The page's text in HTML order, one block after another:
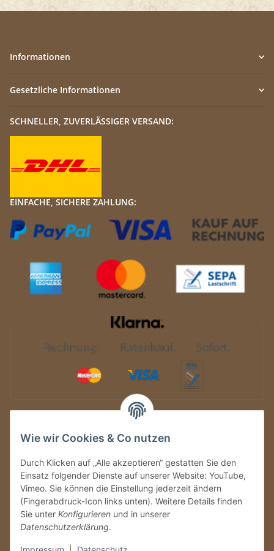
Wie wir Cookies & Co nutzen
Durch Klicken auf „Alle akzeptieren“ gestatten Sie den
Einsatz folgender Dienste auf unserer Website: YouTube,
Vimeo. Sie können die Einstellung jederzeit ändern
(Fingerabdruck-Icon links unten). Weitere Details finden
Sie unter Konfigurieren und in unserer
Datenschutzerklärung.
Informationen
Gesetzliche Informationen
SCHNELLER, ZUVERLÄSSIGER VERSAND:
EINFACHE, SICHERE ZAHLUNG: